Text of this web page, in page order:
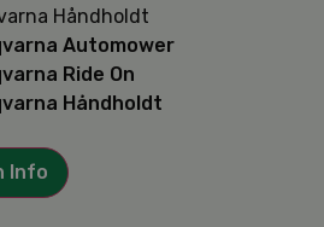
Håndholdt
Automower
Ride On
Håndholdt
Info